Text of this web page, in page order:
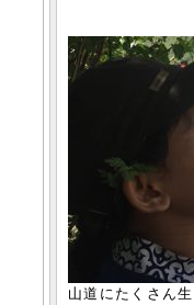
山道にたくさん